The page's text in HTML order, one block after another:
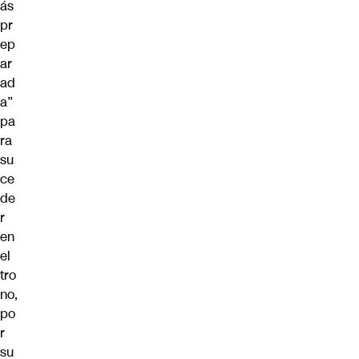
ás
pr
ep
ar
ad
a”
pa
ra
su
ce
de
r
en
el
tro
no,
po
r
su